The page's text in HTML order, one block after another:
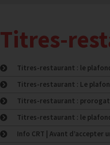
Titres-
Titres-restaurant : le
Titres-restaurant : Le
Titres-restaurant :
Titres-restaurant : le
Info CRT | Avant